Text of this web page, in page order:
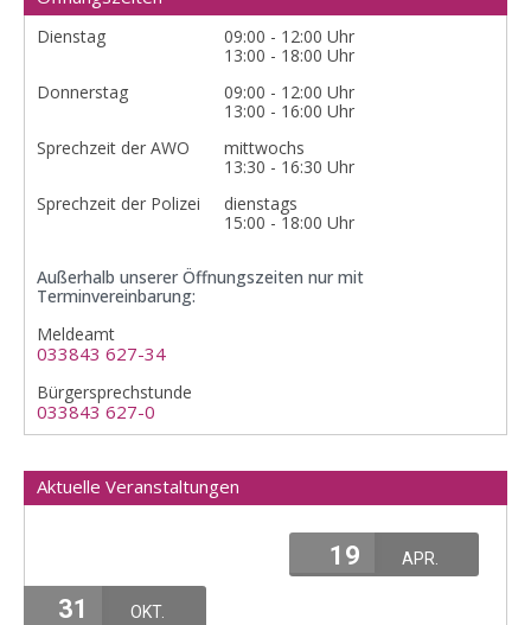
Dienstag
09:00 - 12:00 Uhr
13:00 - 18:00 Uhr
Donnerstag
09:00 - 12:00 Uhr
13:00 - 16:00 Uhr
Sprechzeit der AWO
mittwochs
13:30 - 16:30 Uhr
Sprechzeit der Polizei
dienstags
15:00 - 18:00 Uhr
Außerhalb unserer Öffnungszeiten nur mit
Terminvereinbarung:
Meldeamt
033843 627-34
Bürgersprechstunde
033843 627-0
Aktuelle Veranstaltungen
19 APR.
31
OKT.